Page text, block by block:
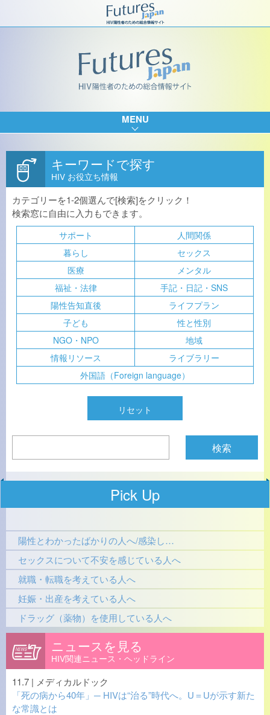
MENU
キーワードで探す
HIV お役立ち情報
カテゴリーを1-2個選んで[検索]をクリック！
検索窓に自由に入力もできます。
サポート
人間関係
暮らし
セックス
医療
メンタル
福祉・法律
手記・日記・SNS
陽性告知直後
ライフプラン
子ども
性と性別
NGO・NPO
地域
情報リソース
ライブラリー
外国語（Foreign language）
Pick Up
陽性とわかったばかりの人へ/感染し…
セックスについて不安を感じている人へ
就職・転職を考えている人へ
妊娠・出産を考えている人へ
ドラッグ（薬物）を使用している人へ
ニュースを見る
HIV関連ニュース・ヘッドライン
11.7 | メディカルドック
「死の病から40年」─ HIVは“治る”時代へ。U＝Uが示す新た
な常識とは